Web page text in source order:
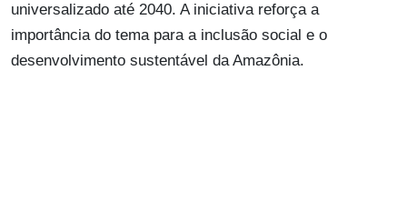
universalizado até 2040. A iniciativa reforça a
importância do tema para a inclusão social e o
desenvolvimento sustentável da Amazônia.